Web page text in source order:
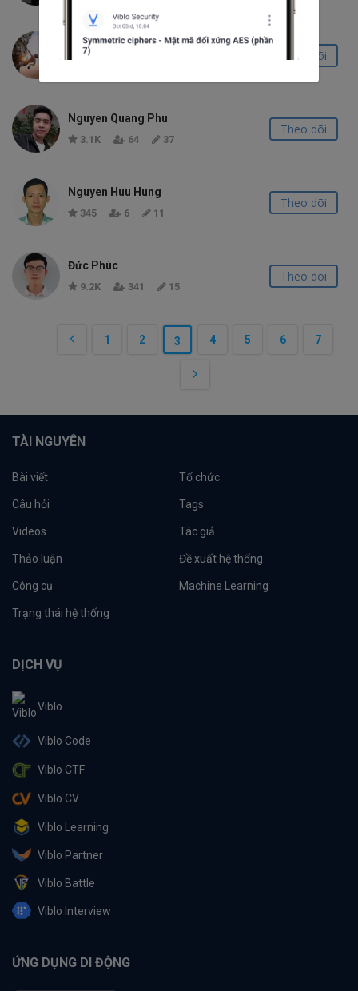
Dinh Tran Minh Hieu
Theo dõi
Nguyen Quang Phu
3.1K 64 37
Theo dõi
Nguyen Huu Hung
345 6 11
Theo dõi
Đức Phúc
9.2K 341 15
Theo dõi
1 2 3 4 5 6 7
TÀI NGUYÊN
Bài viết Tổ chức
Câu hỏi Tags
Videos Tác giả
Thảo luận Đề xuất hệ thống
Công cụ Machine Learning
Trạng thái hệ thống
DỊCH VỤ
Viblo
Viblo Code
Viblo CTF
Viblo CV
Viblo Learning
Viblo Partner
Viblo Battle
Viblo Interview
ỨNG DỤNG DI ĐỘNG